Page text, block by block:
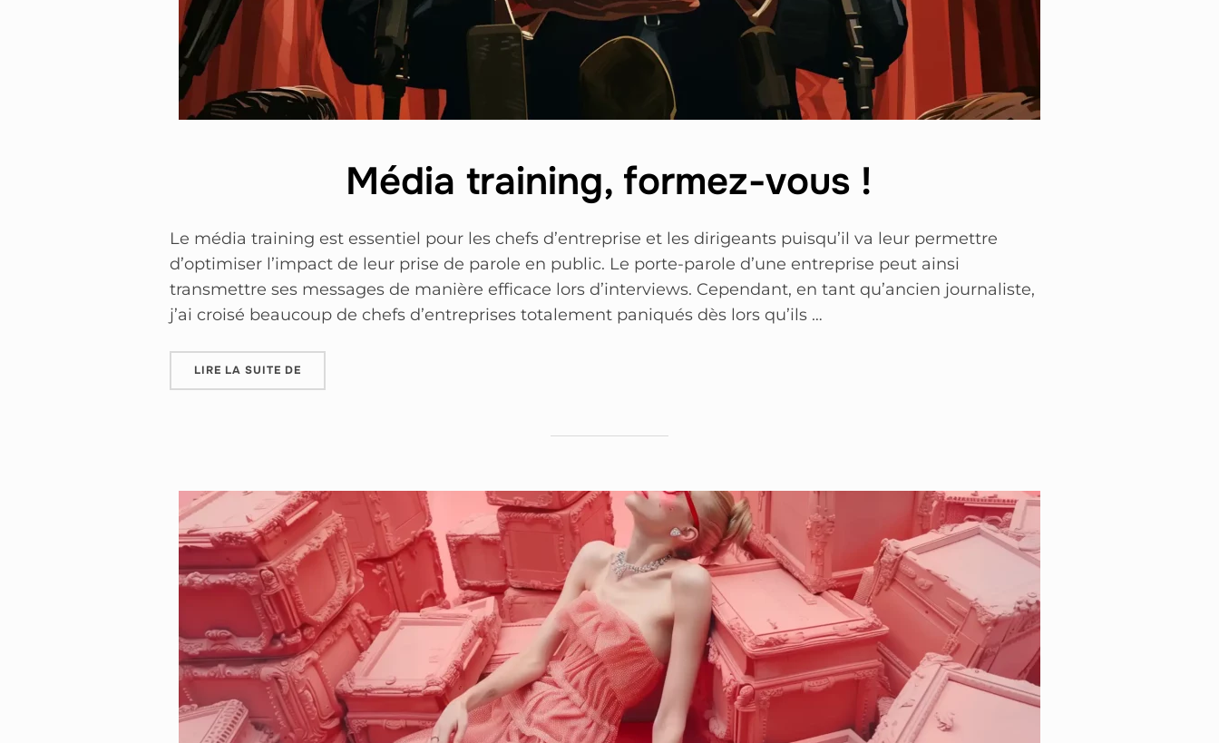
Média training, formez-vous !
Le média training est essentiel pour les chefs d’entreprise et les dirigeants puisqu’il va leur permettre
d’optimiser l’impact de leur prise de parole en public. Le porte-parole d’une entreprise peut ainsi
transmettre ses messages de manière efficace lors d’interviews. Cependant, en tant qu’ancien journaliste,
j’ai croisé beaucoup de chefs d’entreprises totalement paniqués dès lors qu’ils …
LIRE LA SUITE DE